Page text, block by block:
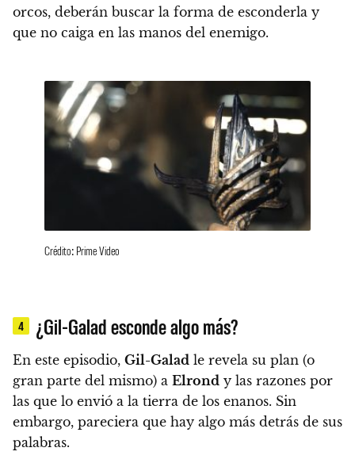
orcos, deberán buscar la forma de esconderla y
que no caiga en las manos del enemigo.
Crédito: Prime Video
4 ¿Gil-Galad esconde algo más?
En este episodio, Gil-Galad le revela su plan (o
gran parte del mismo) a Elrond y las razones por
las que lo envió a la tierra de los enanos. Sin
embargo, pareciera que hay algo más detrás de sus
palabras.